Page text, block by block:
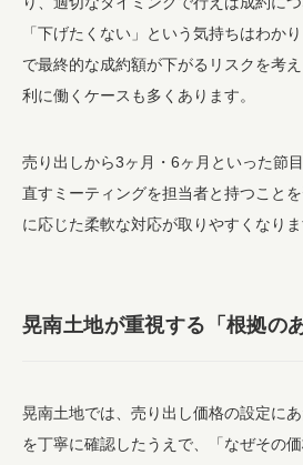
「下げたくない」という気持ちはわか
で最終的な成約額が下がるリスクを考
利に働くケースも多くあります。
売り出しから3ヶ月・6ヶ月といった節
直すミーティングを担当者と持つこと
に応じた柔軟な対応が取りやすくなりま
晃南土地が重視する「根拠の
晃南土地では、売り出し価格の設定に
を丁寧に確認したうえで、「なぜその